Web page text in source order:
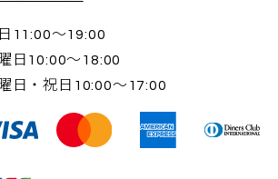
11:00～19:00
日10:00～18:00
日・祝日10:00～17:00